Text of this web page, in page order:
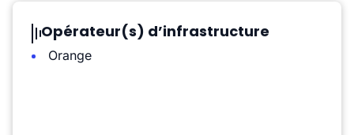
Opérateur(s) d’infrastructure
Orange